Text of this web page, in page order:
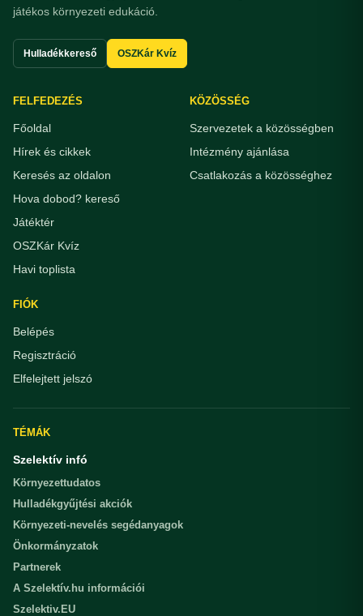
játékos környezeti edukáció.
Hulladékkereső OSZKár Kvíz
FELFEDEZÉS
Főoldal
Hírek és cikkek
Keresés az oldalon
Hova dobod? kereső
Játéktér
OSZKár Kvíz
Havi toplista
KÖZÖSSÉG
Szervezetek a közösségben
Intézmény ajánlása
Csatlakozás a közösséghez
FIÓK
Belépés
Regisztráció
Elfelejtett jelszó
TÉMÁK
Szelektív infó
Környezettudatos
Hulladékgyűjtési akciók
Környezeti-nevelés segédanyagok
Önkormányzatok
Partnerek
A Szelektív.hu információi
Szelektiv.EU